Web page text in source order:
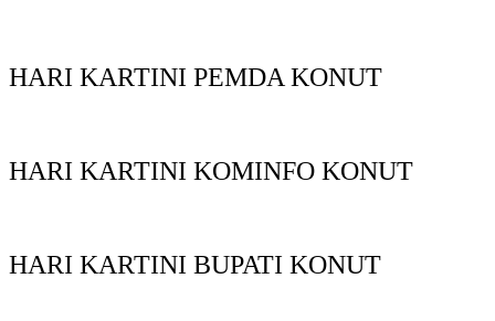
HARI KARTINI PEMDA KONUT
HARI KARTINI KOMINFO KONUT
HARI KARTINI BUPATI KONUT